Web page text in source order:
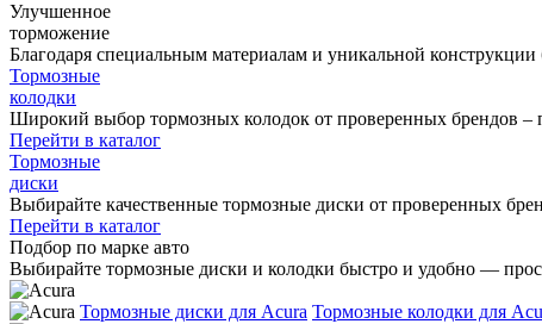
Улучшенное
торможение
Благодаря специальным материалам и уникальной
Тормозные
колодки
Широкий выбор тормозных колодок от проверенных брендов –
Перейти в каталог
Тормозные
диски
Выбирайте качественные тормозные диски от проверенных
Перейти в каталог
Подбор по марке авто
Выбирайте тормозные диски и колодки быстро и удобно —
Тормозные диски для Acura Тормозные колодки для